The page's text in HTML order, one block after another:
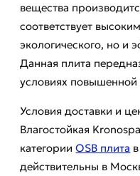
вещества
соответствует
экологического, но и
Данная плита
условиях повышенной
Условия доставки и
Влагостойкая
категорииOSB плита
действительны в